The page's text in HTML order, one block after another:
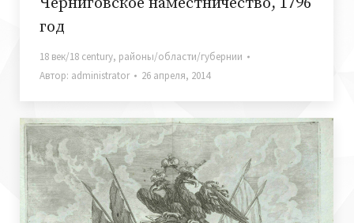
год
18 век/18 century, районы/области/губернии
Автор: administrator 26 апреля, 2014